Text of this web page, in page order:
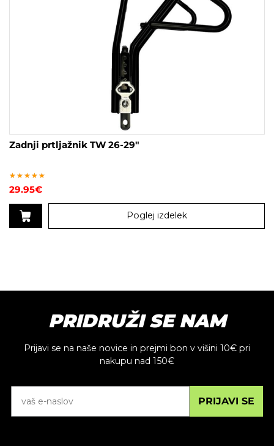
Zadnji prtljažnik TW 26-29″
Ocenjeno
5.00
29.95€
Poglej izdelek
PRIDRUŽI SE NAM
Prijavi se na naše novice in prejmi bon v višini 10€ pri
nakupu nad 150€
PRIJAVI SE